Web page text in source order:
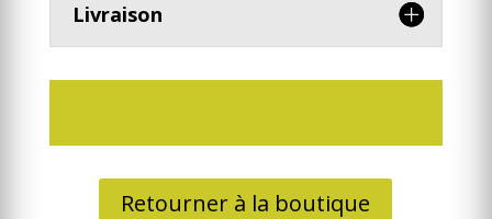
Livraison
Retourner à la boutique